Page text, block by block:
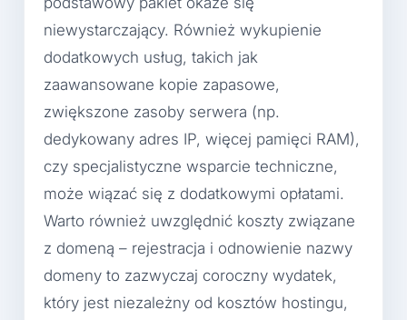
niewystarczający. Również wykupienie
dodatkowych usług, takich jak
zaawansowane kopie zapasowe,
zwiększone zasoby serwera (np.
dedykowany adres IP, więcej pamięci RAM),
czy specjalistyczne wsparcie techniczne,
może wiązać się z dodatkowymi opłatami.
Warto również uwzględnić koszty związane
z domeną – rejestracja i odnowienie nazwy
domeny to zazwyczaj coroczny wydatek,
który jest niezależny od kosztów hostingu,